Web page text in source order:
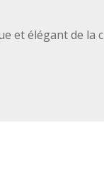
et élégant de la